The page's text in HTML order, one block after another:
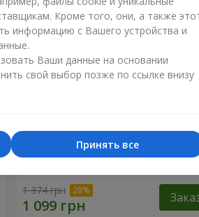
Букет "Королева Карибского
1 374 грн
Кроме того, они, а также
информацию с Вашего устройства и
Ваши данные на основании
свой выбор позже по ссылке внизу
Принять все